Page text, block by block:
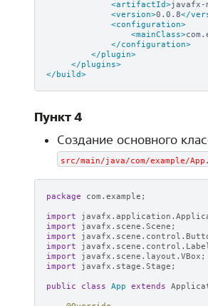
<artifactId>javafx-
<version>0.0.8</
<configuration>
<mainClass>
</configuration>
</plugin>
</plugins>
</build>
Пункт 4
Создание основного
src/main/java/com/example/
package com.example ;
import
import
javafx.scene.Scene ;
import
import
import
javafx.scene.layout.VBox ;
import
javafx.stage.Stage ;
public
class App extends